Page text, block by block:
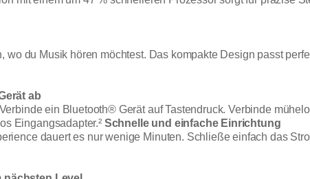
wo du Musik hören möchtest. Das kompakte Design passt
ab
ein Bluetooth® Gerät auf Tastendruck. Verbinde
Eingangsadapter.² Schnelle und einfache Einrichtung
dauert es nur wenige Minuten. Schließe einfach das